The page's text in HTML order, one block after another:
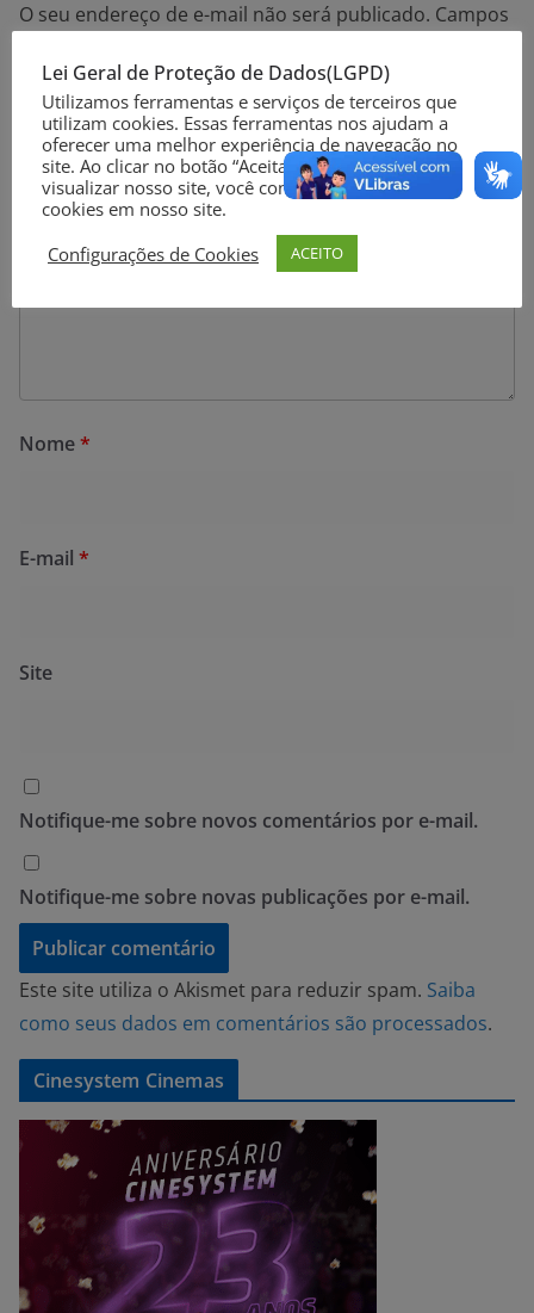
O seu endereço de e-mail não será publicado. Campos
Comentário*
Nome*
E-mail *
Site
Notifique-me sobre novos comentários por e-mail.
Notifique-me sobre novas publicações por e-mail.
Este site utiliza o Akismet para reduzir spam. Saiba
como seus dados em comentários são processados.
Cinesystem Cinemas
Lei Geral de Proteção de Dados(LGPD)
Utilizamos ferramentas e serviços de terceiros que
utilizam cookies. Essas ferramentas nos ajudam a
oferecer uma melhor experiência de navegação no
site. Ao clicar no botão “Aceitar” ou continuar a
visualizar nosso site, você concorda com o uso de
cookies em nosso site.
Configurações de Cookies
ACEITO